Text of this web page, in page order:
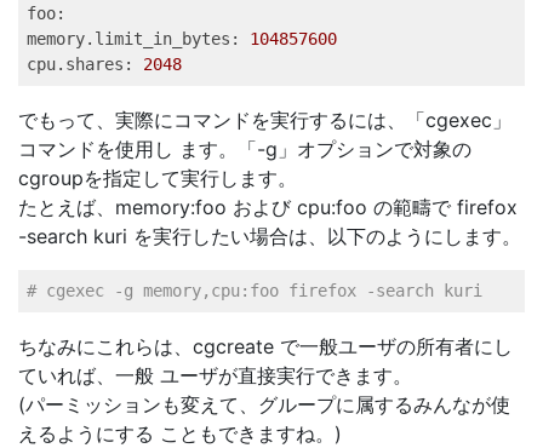
foo:
memory.limit_in_bytes:
104857600
cpu.shares:
2048
でもって、実際にコマンドを実行するには、「cgexec」
コマンドを使用し ます。「-g」オプションで対象の
cgroupを指定して実行します。
たとえば、memory:foo および cpu:foo の範疇で firefox
-search kuri を実行したい場合は、以下のようにします。
# cgexec -g memory,cpu:foo firefox -search kuri
ちなみにこれらは、cgcreate で一般ユーザの所有者にし
ていれば、一般 ユーザが直接実行できます。
(パーミッションも変えて、グループに属するみんなが使
えるようにする こともできますね。)